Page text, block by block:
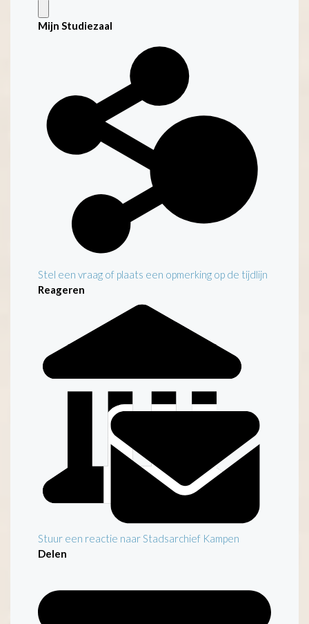
Mijn Studiezaal
Stel een vraag of plaats een opmerking op de tijdlijn
Reageren
Stuur een reactie naar Stadsarchief Kampen
Delen